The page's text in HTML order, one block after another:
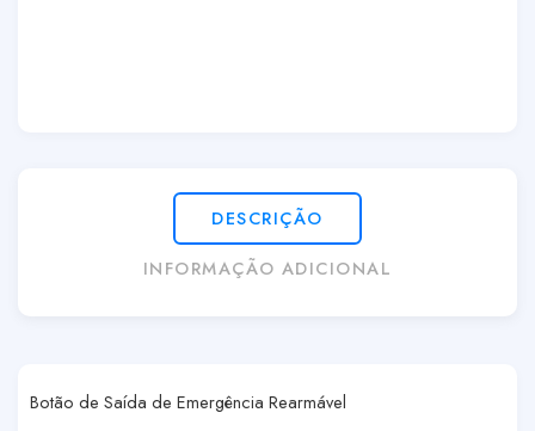
DESCRIÇÃO
INFORMAÇÃO ADICIONAL
Botão de Saída de Emergência Rearmável